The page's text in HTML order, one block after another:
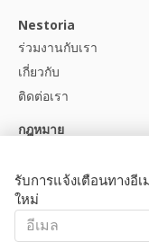
รับการแจ้งเตือนทางอี
ใหม่
Nestoria
ร่วมงานกับเรา
เกี่ยวกับ
ติดต่อเรา
กฎหมาย
นโยบายความเป็นส่วน
นโยบายคุกกี้
ช่วยเหลือ